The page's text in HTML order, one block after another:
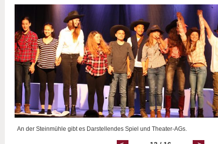
An der Steinmühle gibt es Darstellendes Spiel und Theater-AGs.